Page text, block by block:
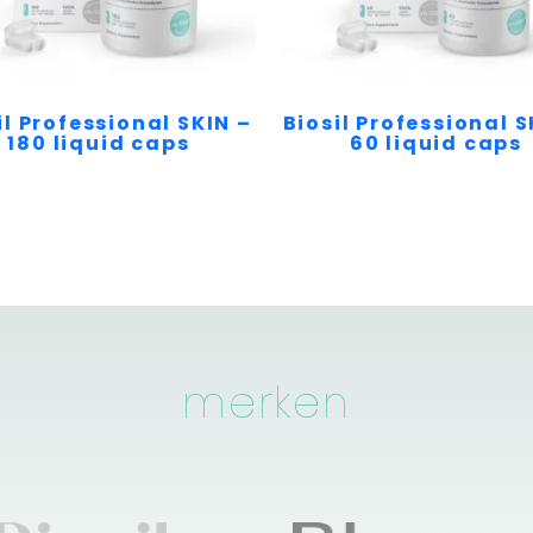
Professional SKIN –
180 liquid caps
Biosil Professional
60 liquid caps
merken